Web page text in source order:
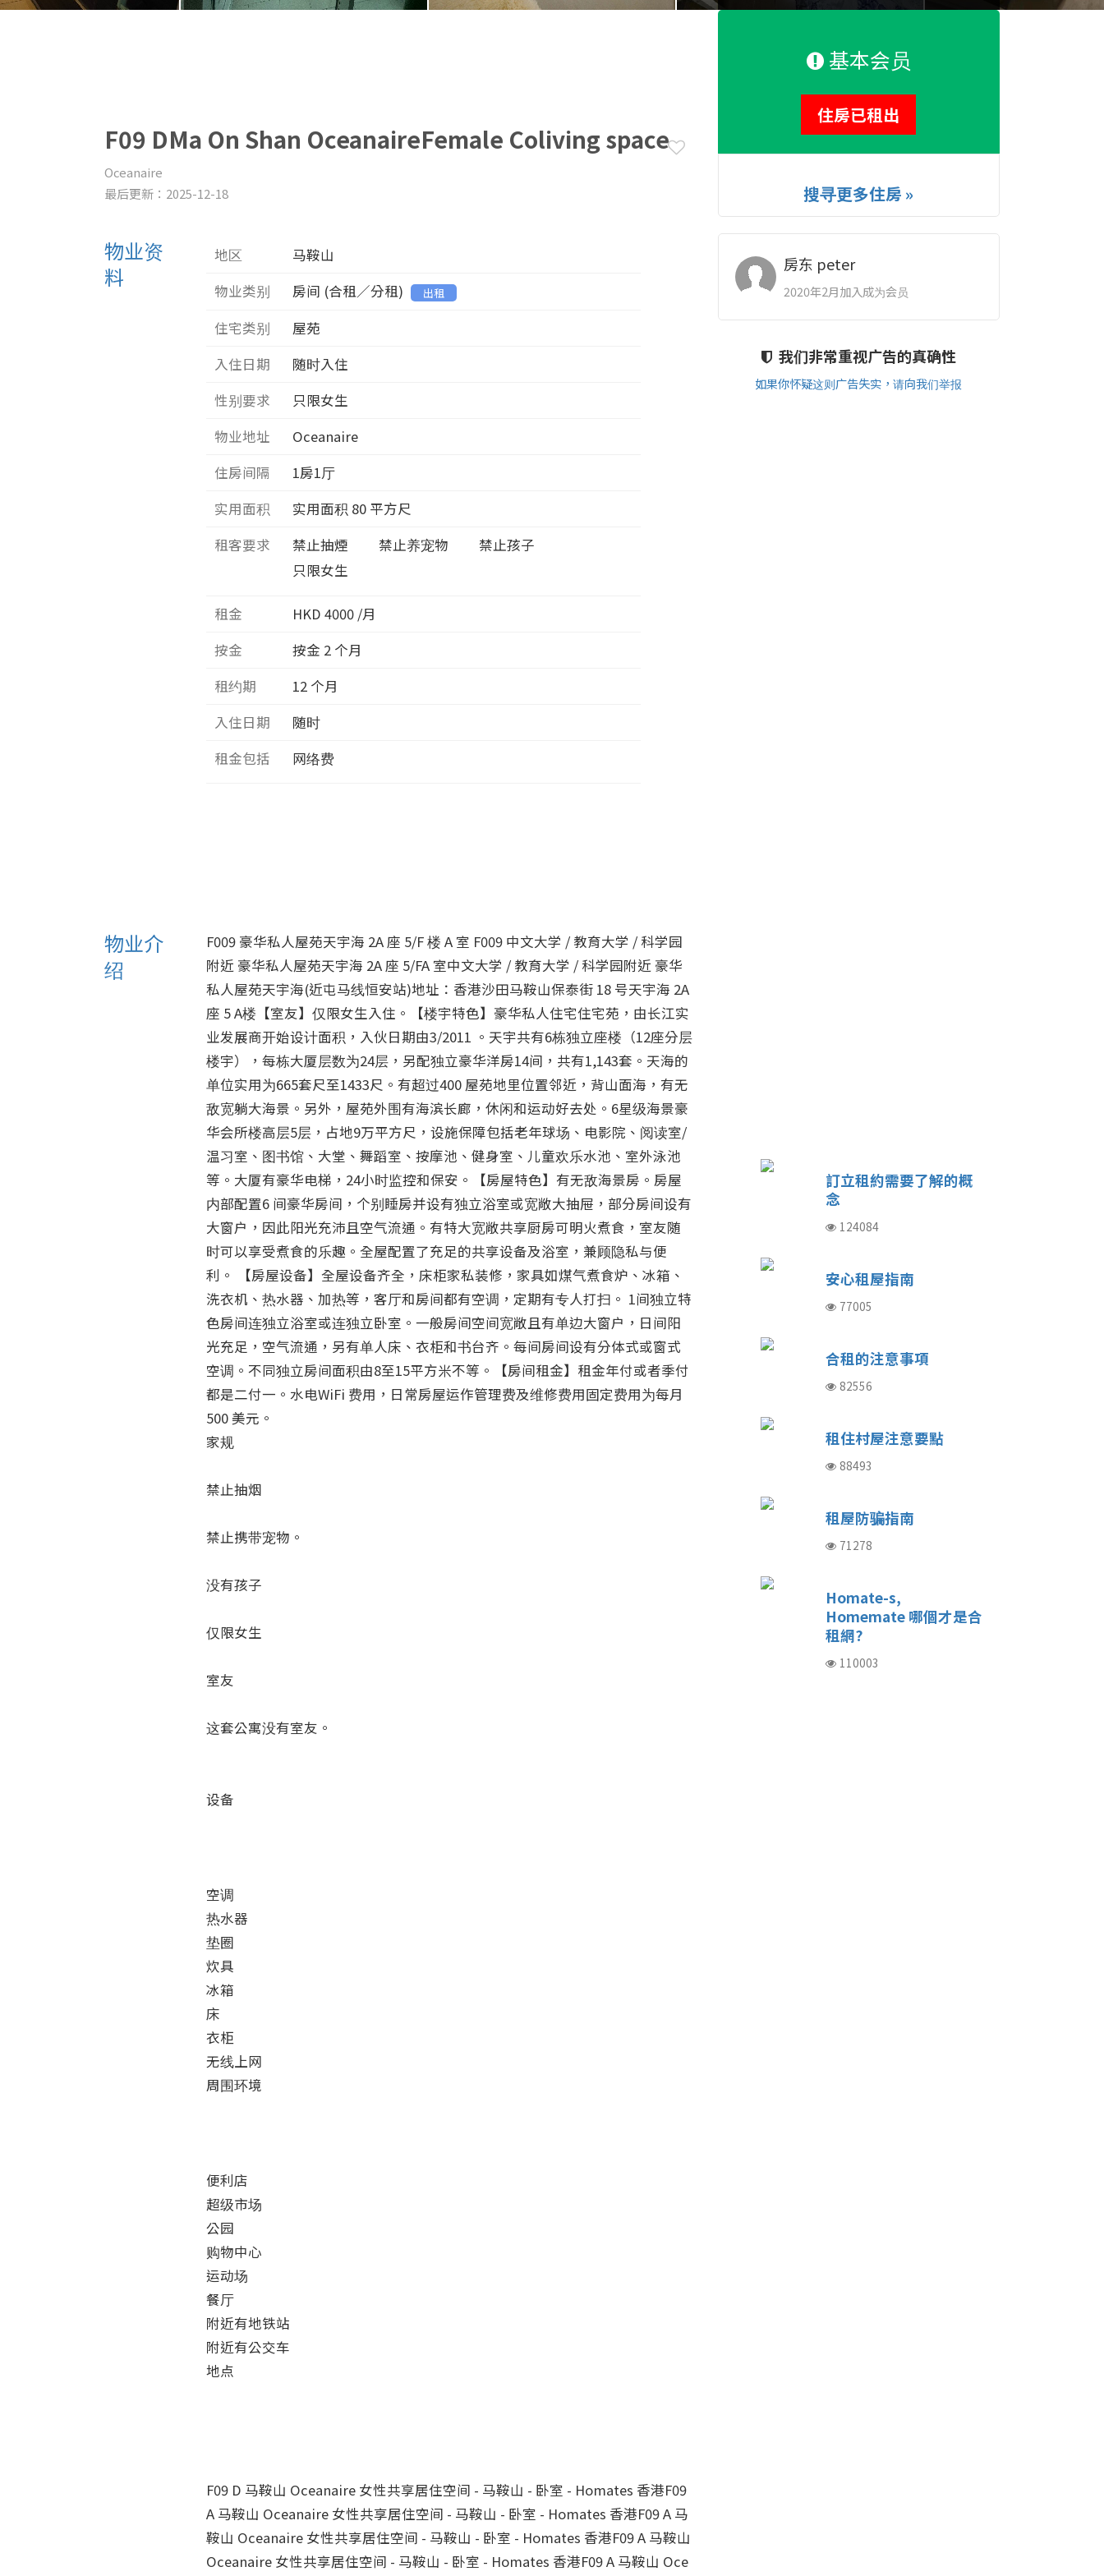
F09 DMa On Shan OceanaireFemale Coliving space
Oceanaire
最后更新：2025-12-18
物业资
料
地区
马鞍山
物业类别
房间 (合租／分租) 出租
住宅类别
屋苑
入住日期
随时入住
性别要求
只限女生
物业地址
Oceanaire
住房间隔
1房1厅
实用面积
实用面积 80 平方尺
租客要求
禁止抽煙 禁止养宠物
禁止孩子
只限女生
租金
HKD 4000 /月
按金
按金 2 个月
租约期
12 个月
入住日期
随时
租金包括
网络费
物业介
绍
F009 豪华私人屋苑天宇海 2A 座 5/F 楼 A 室 F009 中文大学 / 教育大学 / 科学园
附近 豪华私人屋苑天宇海 2A 座 5/FA 室中文大学 / 教育大学 / 科学园附近 豪华
私人屋苑天宇海(近屯马线恒安站)地址：香港沙田马鞍山保泰街 18 号天宇海 2A
座 5 A楼【室友】仅限女生入住。【楼宇特色】豪华私人住宅住宅苑，由长江实
业发展商开始设计面积，入伙日期由3/2011 。天宇共有6栋独立座楼（12座分层
楼宇），每栋大厦层数为24层，另配独立豪华洋房14间，共有1,143套。天海的
单位实用为665套尺至1433尺。有超过400 屋苑地里位置邻近，背山面海，有无
敌宽躺大海景。另外，屋苑外围有海滨长廊，休闲和运动好去处。6星级海景豪
华会所楼高层5层，占地9万平方尺，设施保障包括老年球场、电影院、阅读室/
温习室、图书馆、大堂、舞蹈室、按摩池、健身室、儿童欢乐水池、室外泳池
等。大厦有豪华电梯，24小时监控和保安。【房屋特色】有无敌海景房。房屋
内部配置6 间豪华房间，个别睡房并设有独立浴室或宽敞大抽屉，部分房间设有
大窗户，因此阳光充沛且空气流通。有特大宽敞共享厨房可明火煮食，室友随
时可以享受煮食的乐趣。全屋配置了充足的共享设备及浴室，兼顾隐私与便
利。 【房屋设备】全屋设备齐全，床柜家私装修，家具如煤气煮食炉、冰箱、
洗衣机、热水器、加热等，客厅和房间都有空调，定期有专人打扫。 1间独立特
色房间连独立浴室或连独立卧室。一般房间空间宽敞且有单边大窗户，日间阳
光充足，空气流通，另有单人床、衣柜和书台齐。每间房间设有分体式或窗式
空调。不同独立房间面积由8至15平方米不等。【房间租金】租金年付或者季付
都是二付一。水电WiFi 费用，日常房屋运作管理费及维修费用固定费用为每月
500 美元。
家规
禁止抽烟
禁止携带宠物。
没有孩子
仅限女生
室友
这套公寓没有室友。
设备
空调
热水器
垫圈
炊具
冰箱
床
衣柜
无线上网
周围环境
便利店
超级市场
公园
购物中心
运动场
餐厅
附近有地铁站
附近有公交车
地点
F09 D 马鞍山 Oceanaire 女性共享居住空间 - 马鞍山 - 卧室 - Homates 香港F09
A 马鞍山 Oceanaire 女性共享居住空间 - 马鞍山 - 卧室 - Homates 香港F09 A 马
鞍山 Oceanaire 女性共享居住空间 - 马鞍山 - 卧室 - Homates 香港F09 A 马鞍山
Oceanaire 女性共享居住空间 - 马鞍山 - 卧室 - Homates 香港F09 A 马鞍山 Oce
基本会员
住房已租出
搜寻更多住房 »
房东 peter
2020年2月加入成为会员
我们非常重视广告的真确性
如果你怀疑这则广告失实，请向我们举报
訂立租約需要了解的概
念
124084
安心租屋指南
77005
合租的注意事項
82556
租住村屋注意要點
88493
租屋防骗指南
71278
Homate-s,
Homemate 哪個才是合
租網?
110003